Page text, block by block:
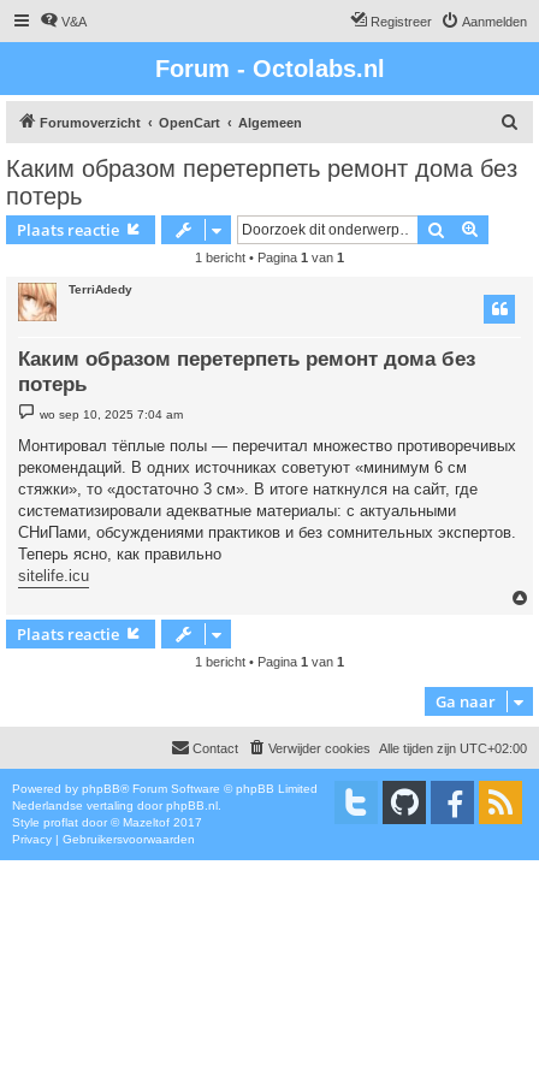
V&A Aanmelden
Registreer
Forum - Octolabs.nl
Forumoverzicht OpenCart Algemeen
Каким образом перетерпеть ремонт дома без
потерь
Plaats reactie Zoek
1 bericht • Pagina 1 van 1
TerriAdedy
Каким образом перетерпеть ремонт дома без
потерь
e
i
c
t
wo sep 10, 2025 7:04 am
Монтировал тёплые полы — перечитал множество противоречивых
рекомендаций. В одних источниках советуют «минимум 6 см
стяжки», то «достаточно 3 см». В итоге наткнулся на сайт, где
систематизировали адекватные материалы: с актуальными
СНиПами, обсуждениями практиков и без сомнительных экспертов.
Теперь ясно, как правильно
sitelife.icu
Plaats reactie
1 bericht • Pagina 1 van 1
Ga naar
Alle tijden zijn UTC+02:00
Verwijder cookies
Contact
Powered by phpBB® Forum Software © phpBB Limited
Nederlandse vertaling door phpBB.nl
Style proflat door ©Mazeltof 2017
Privacy | Gebruikersvoorwaarden